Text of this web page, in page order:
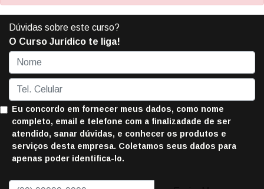
Dúvidas sobre este curso?
O Curso Jurídico te liga!
Eu concordo em fornecer meus dados, como nome
completo, email e telefone com a finalizadade de ser
atendido, sanar dúvidas, e conhecer os produtos e
serviços desta empresa. Coletamos seus dados para
apenas poder identifica-lo.